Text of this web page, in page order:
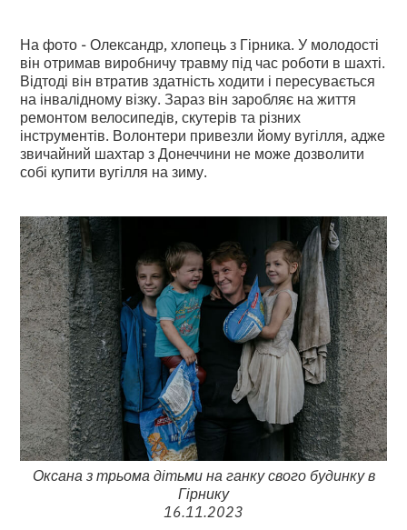
На фото - Олександр, хлопець з Гірника. У молодості
він отримав виробничу травму під час роботи в шахті.
Відтоді він втратив здатність ходити і пересувається
на інвалідному візку. Зараз він заробляє на життя
ремонтом велосипедів, скутерів та різних
інструментів. Волонтери привезли йому вугілля, адже
звичайний шахтар з Донеччини не може дозволити
собі купити вугілля на зиму.
Оксана з трьома дітьми на ганку свого будинку в
Гірнику
16.11.2023